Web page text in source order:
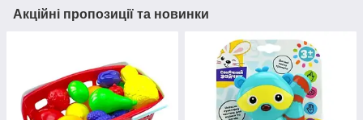
Акційні пропозиції та новинки